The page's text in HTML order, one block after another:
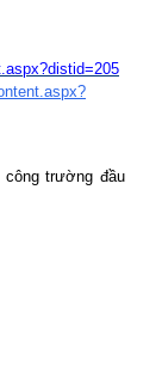
trường đầu